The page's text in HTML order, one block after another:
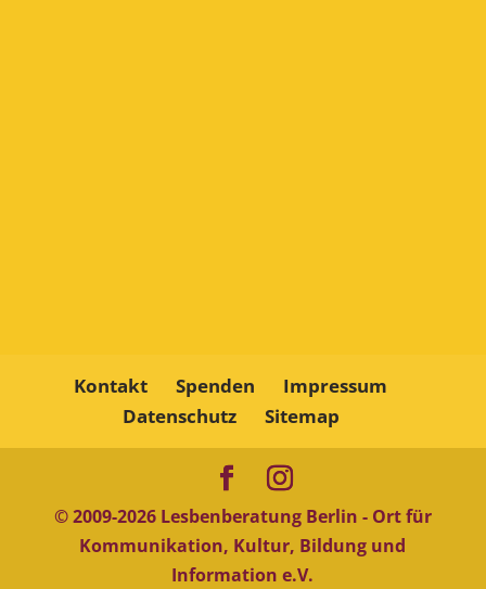
Kontakt Spenden
Impressum
Datenschutz
Sitemap
© 2009-2026Lesbenberatung Berlin - Ort für
Kommunikation, Kultur, Bildung und
Information e.V.